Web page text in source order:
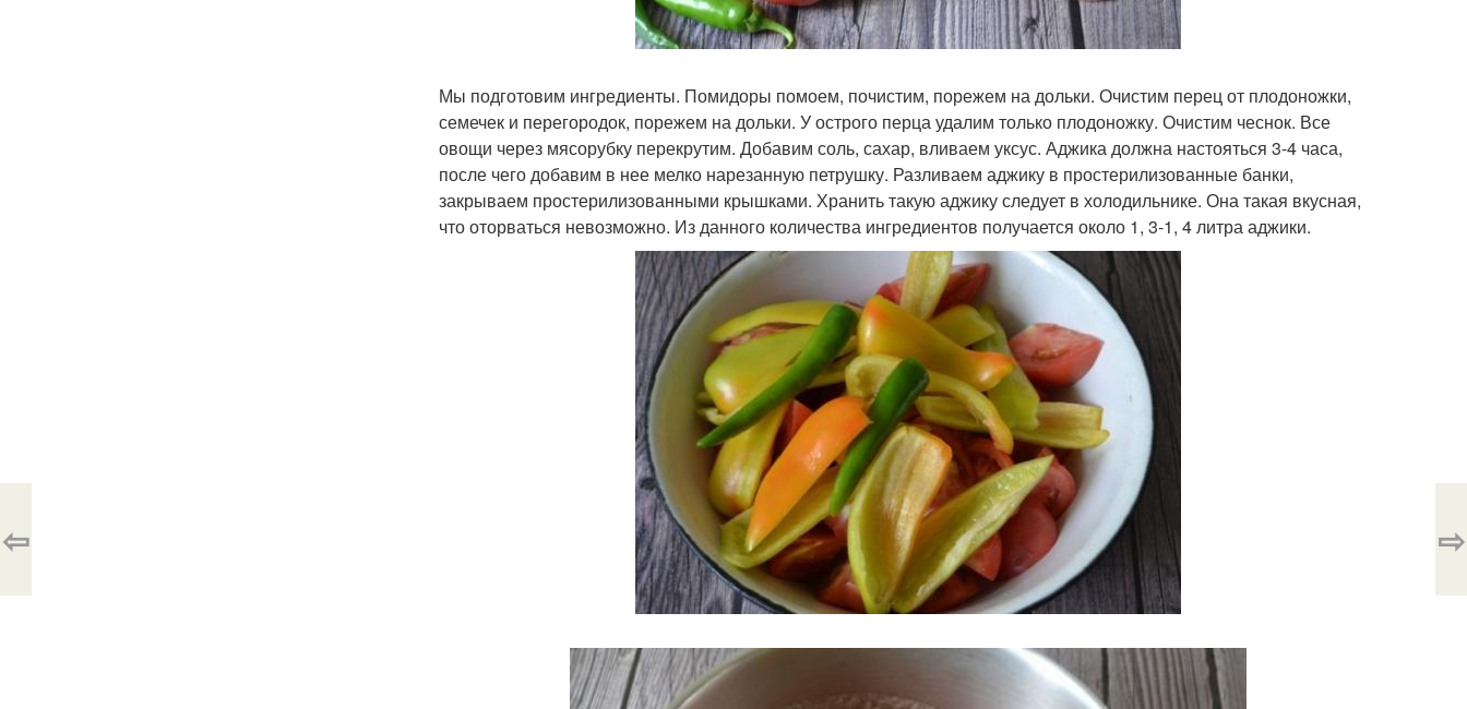
Мы подготовим ингредиенты. Помидоры помоем, почистим, порежем на дольки. Очистим перец от плодоножки,
семечек и перегородок, порежем на дольки. У острого перца удалим только плодоножку. Очистим чеснок. Все
овощи через мясорубку перекрутим. Добавим соль, сахар, вливаем уксус. Аджика должна настояться 3-4 часа,
после чего добавим в нее мелко нарезанную петрушку. Разливаем аджику в простерилизованные банки,
закрываем простерилизованными крышками. Хранить такую аджику следует в холодильнике. Она такая вкусная,
что оторваться невозможно. Из данного количества ингредиентов получается около 1, 3-1, 4 литра аджики.
⇦ ⇨